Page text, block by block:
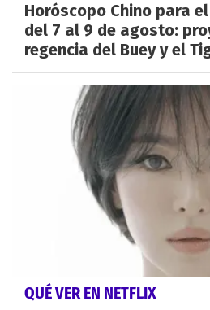
Horóscopo Chino para
del 7 al 9 de agosto:
regencia del Buey y el
QUÉ VER EN NETFLIX